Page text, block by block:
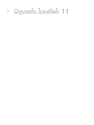
தொண்டர்களின் 11